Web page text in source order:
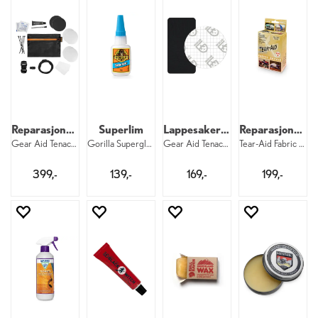
Reparasjonssett
Gear Aid Tenacious Tape Camp Repair Kit
399,-
Superlim
Gorilla Superglue 15g
139,-
Lappesaker til Gore-Tex
Gear Aid Tenacious Gore-Tex Fabric Patch
169,-
Reparasjonsfolie
Tear-Aid Fabric Repair Kit Type A
199,-